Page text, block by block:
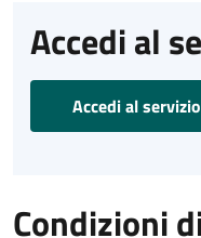
Accedi al
Accedi al servizio
Condizioni